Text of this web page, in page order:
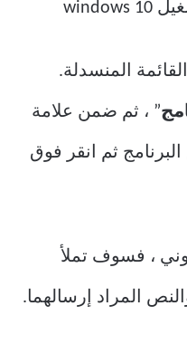
المنسدلة.
” ، ثم ضمن علامة
ثم انقر فوق
، فسوف تملأ
المراد إرسالهما.